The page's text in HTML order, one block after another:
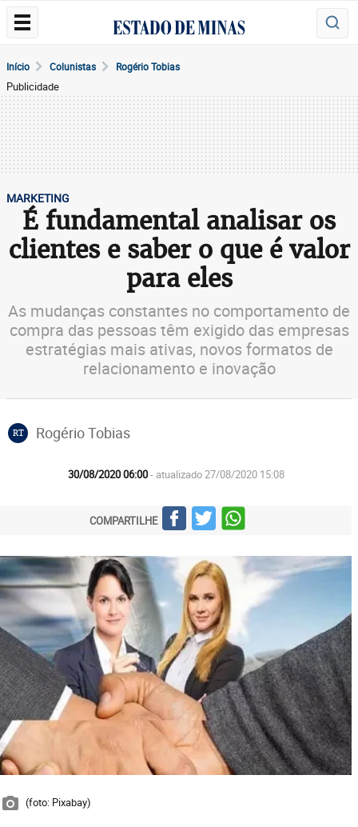
Início Colunistas Rogério Tobias
Publicidade
MARKETING
É fundamental analisar os
clientes e saber o que é valor
para eles
As mudanças constantes no comportamento de
compra das pessoas têm exigido das empresas
estratégias mais ativas, novos formatos de
relacionamento e inovação
RT Rogério Tobias
30/08/2020 06:00- atualizado 27/08/2020 15:08
COMPARTILHE
(foto: Pixabay)